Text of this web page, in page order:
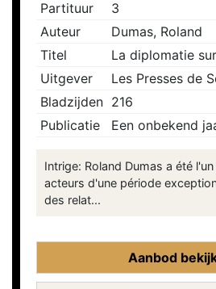
Partituur
3
Auteur
Dumas, Roland
Titel
La diplomatie
Uitgever
Les Presses de
Bladzijden 216
Publicatie
Een onbekend
Intrige: Roland Dumas a été
acteurs d'une période
des relat...
Aanbod